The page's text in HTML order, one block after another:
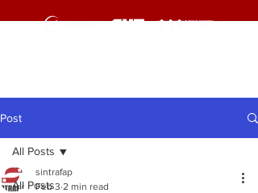
Post
All Posts
All Posts
sintrafap
Feb 3 2 min read